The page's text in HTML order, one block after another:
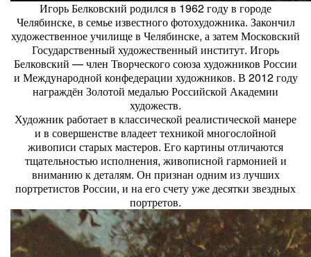
Игорь Белковский родился в 1962 году в городе
Челябинске, в семье известного фотохудожника. Закончил
художественное училище в Челябинске, а затем Московский
Государственный художественный институт. Игорь
Белковский — член Творческого союза художников России
и Международной конфедерации художников. В 2012 году
награждён Золотой медалью Российской Академии
художеств.
Художник работает в классической реалистической манере
и в совершенстве владеет техникой многослойной
живописи старых мастеров. Его картины отличаются
тщательностью исполнения, живописной гармонией и
вниманию к деталям. Он признан одним из лучших
портретистов России, и на его счету уже десятки звездных
портретов.